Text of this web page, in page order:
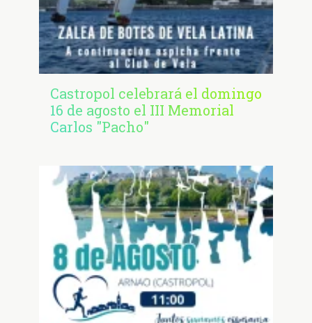
Castropol celebrará el domingo
16 de agosto el III Memorial
Carlos "Pacho"